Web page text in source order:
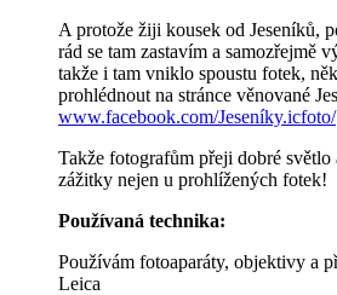
A protože žiji kousek od Jeseníků,
rád se tam zastavím a samozřejmě
takže i tam vniklo spoustu fotek,
prohlédnout na stránce věnované
www.facebook.com/Jeseníky.icfoto/
Takže fotografům přeji dobré světlo
zážitky nejen u prohlížených fotek!
Používaná technika:
Používám fotoaparáty, objektivy a
Leica